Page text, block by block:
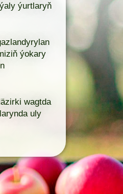
ýaly ýurtlaryň
ýokary
wagtda
uly